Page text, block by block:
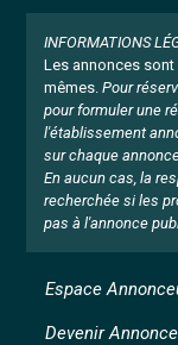
INFORMATIONS
Les annonces
mêmes. Pour
pour formuler une
l'établissement
sur chaque
En aucun cas, la
recherchée si les
pas à l'annonce
Espace
Devenir